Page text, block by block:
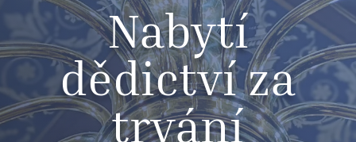
Nabytí
dědictví za
trvání